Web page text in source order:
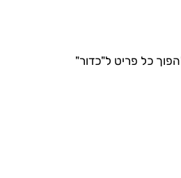
כל פריט ל"כדור"